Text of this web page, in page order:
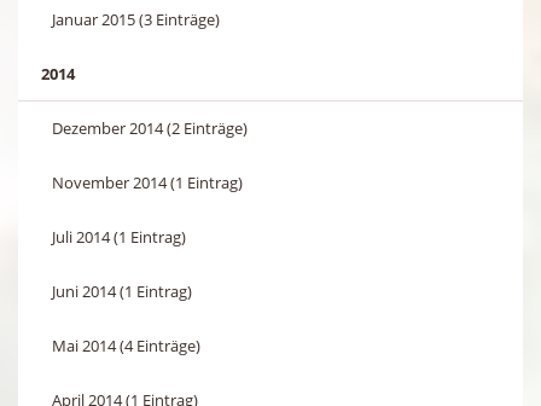
Januar 2015 (3 Einträge)
2014
Dezember 2014 (2 Einträge)
November 2014 (1 Eintrag)
Juli 2014 (1 Eintrag)
Juni 2014 (1 Eintrag)
Mai 2014 (4 Einträge)
April 2014 (1 Eintrag)